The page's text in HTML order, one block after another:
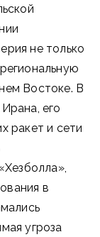
не только
Востоке. В
его
ракет и сети
в
угроза